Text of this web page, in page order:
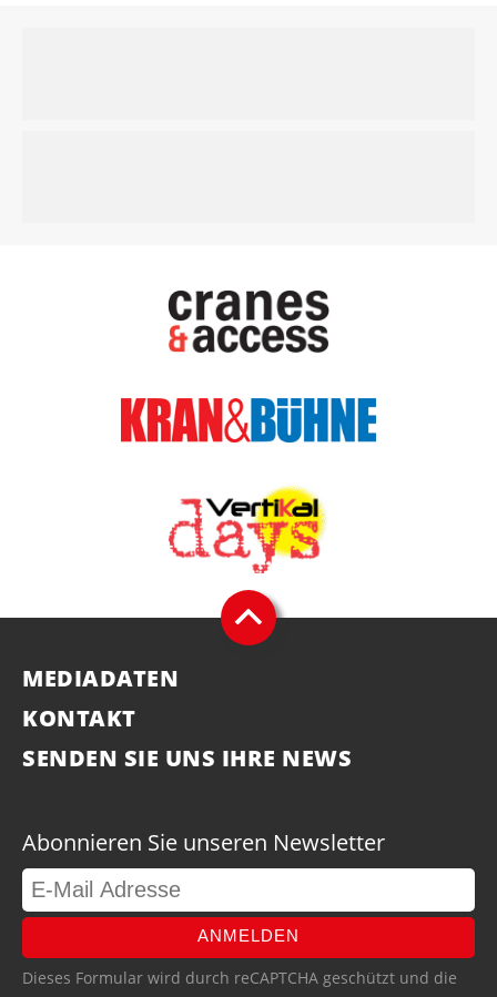
MEDIADATEN
KONTAKT
SENDEN SIE UNS IHRE NEWS
Abonnieren Sie unseren Newsletter
ANMELDEN
Dieses Formular wird durch reCAPTCHA geschützt und die